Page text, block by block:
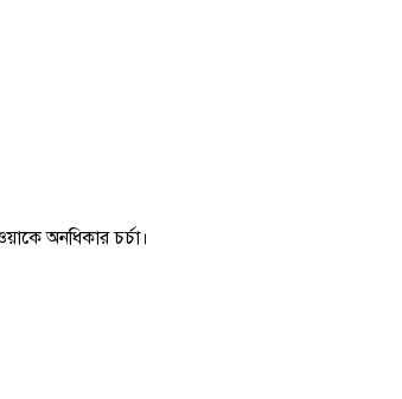
অনধিকার চর্চা।